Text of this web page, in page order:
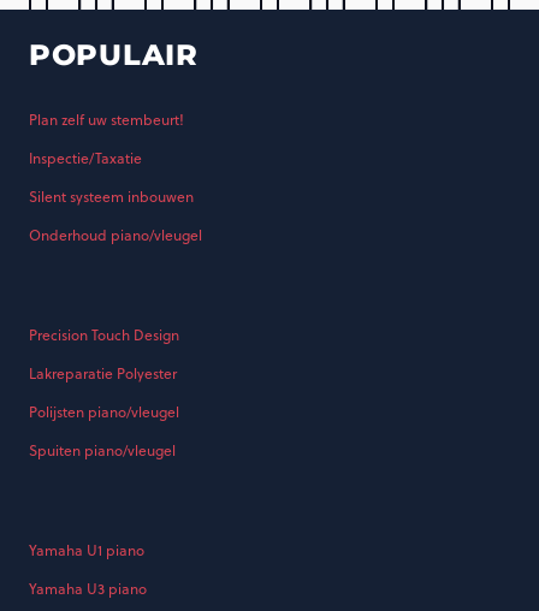
POPULAIR
Plan zelf uw stembeurt!
Inspectie/Taxatie
Silent systeem inbouwen
Onderhoud piano/vleugel
Precision Touch Design
Lakreparatie Polyester
Polijsten piano/vleugel
Spuiten piano/vleugel
Yamaha U1 piano
Yamaha U3 piano